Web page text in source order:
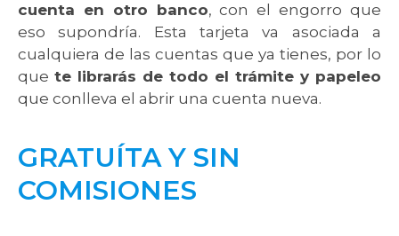
cuenta en otro banco, con el engorro que
eso supondría. Esta tarjeta va asociada a
cualquiera de las cuentas que ya tienes, por lo
que te librarás de todo el trámite y papeleo
que conlleva el abrir una cuenta nueva.
GRATUÍTA Y SIN
COMISIONES